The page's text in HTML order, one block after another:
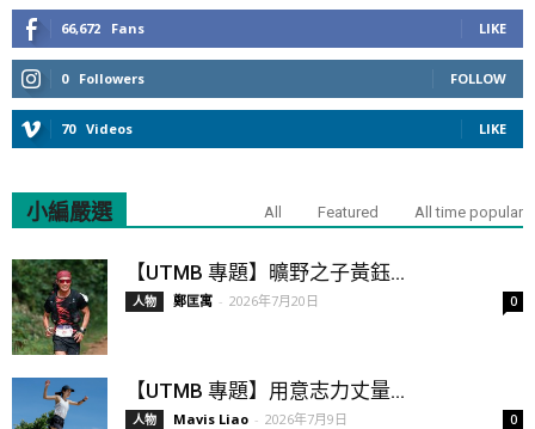
66,672 Fans LIKE
0 Followers FOLLOW
70 Videos LIKE
小編嚴選 All Featured All time popular
【UTMB 專題】曠野之子黃鈺...
人物 鄭匡寓 - 2026年7月20日 0
【UTMB 專題】用意志力丈量...
人物 Mavis Liao - 2026年7月9日 0